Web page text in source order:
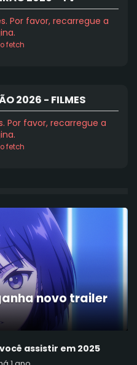
Por favor, recarregue a
fetch
2026 - FILMES
Por favor, recarregue a
fetch
novo trailer
assistir em 2025